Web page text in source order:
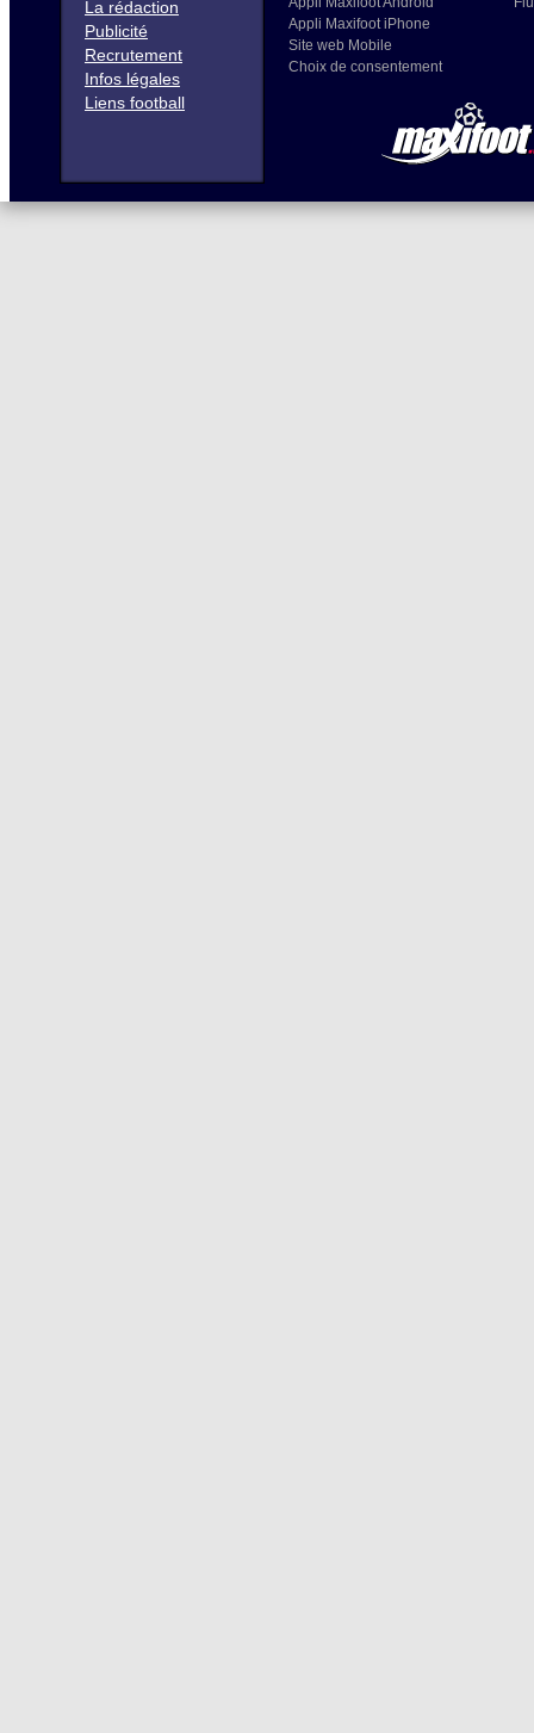
La rédaction
Publicité
Recrutement
Infos légales
Liens football
Appli Maxifoot iPhone
Site web Mobile
Choix de consentement